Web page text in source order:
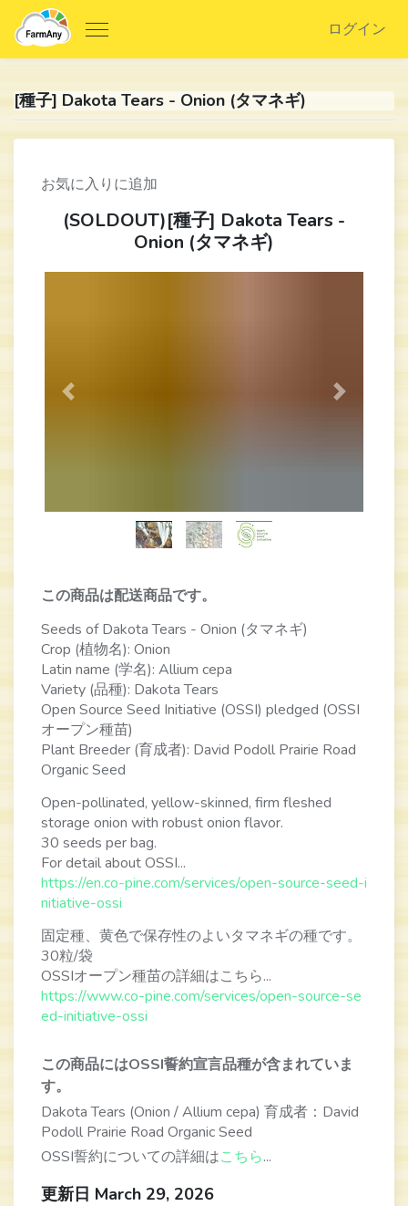
ログイン
[種子] Dakota Tears - Onion (タマネギ)
お気に入りに追加
(SOLDOUT)[種子] Dakota Tears -
Onion (タマネギ)
Previous Next
この商品は配送商品です。
Seeds of Dakota Tears - Onion (タマネギ)
Crop (植物名): Onion
Latin name (学名): Allium cepa
Variety (品種): Dakota Tears
Open Source Seed Initiative (OSSI) pledged (OSSI
オープン種苗)
Plant Breeder (育成者): David Podoll Prairie Road
Organic Seed
Open-pollinated, yellow-skinned, firm fleshed
storage onion with robust onion flavor.
30 seeds per bag.
For detail about OSSI...
https://en.co-pine.com/services/open-source-seed-i
nitiative-ossi
固定種、黄色で保存性のよいタマネギの種です。
30粒/袋
OSSIオープン種苗の詳細はこちら...
https://www.co-pine.com/services/open-source-se
ed-initiative-ossi
この商品にはOSSI誓約宣言品種が含まれていま
す。
Dakota Tears (Onion / Allium cepa) 育成者：David
Podoll Prairie Road Organic Seed
OSSI誓約についての詳細はこちら...
更新日 March 29, 2026